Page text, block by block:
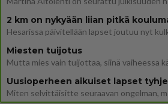
2 km on nykyään liian pitkä
Miesten tuijotus